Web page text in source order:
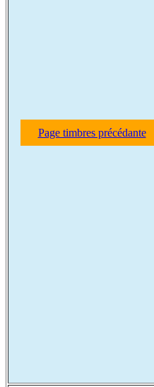
Page timbres précédante